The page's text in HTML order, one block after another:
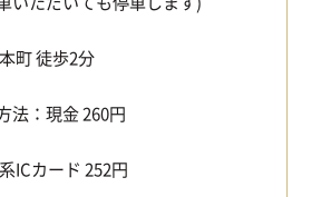
町 徒歩2分
法：現金 260円
ード 252円